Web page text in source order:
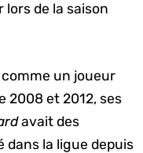
de la saison
comme un joueur
2008 et 2012, ses
avait des
dans la ligue depuis